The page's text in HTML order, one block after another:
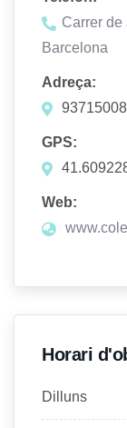
Carrer de
Barcelona
Adreça:
GPS:
Web:
Horari
Dilluns